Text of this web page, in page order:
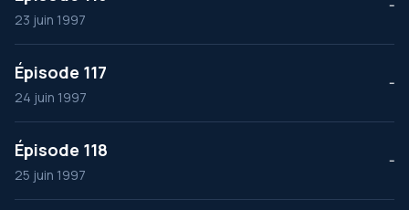
23 juin 1997
--
Épisode 117
24 juin 1997
--
Épisode 118
25 juin 1997
--